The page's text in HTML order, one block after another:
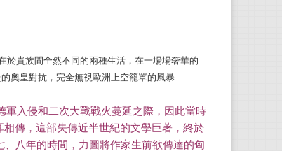
於貴族間全然不同的兩種生活，在一場場奢華的
奧皇對抗，完全無視歐洲上空籠罩的風暴……
軍入侵和二次大戰戰火蔓延之際，因此當時
傳，這部失傳近半世紀的文學巨著，終於
八年的時間，力圖將作家生前欲傳達的匈